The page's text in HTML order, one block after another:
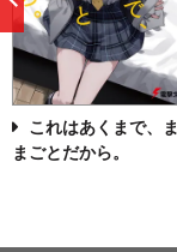
これはあくまで、ま
まごとだから。
前
へ